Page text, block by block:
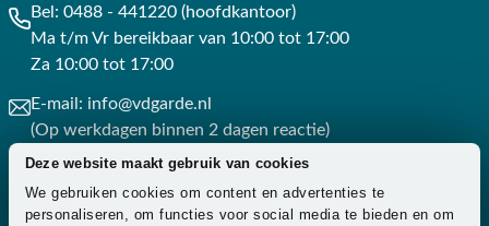
Deze website maakt gebruik van cookies
We gebruiken cookies om content en advertenties te
personaliseren, om functies voor social media te bieden en om
Bel: 0488 - 441220 (hoofdkantoor)
Ma t/m Vr bereikbaar van 10:00 tot 17:00
Za 10:00 tot 17:00
E-mail: info@vdgarde.nl
(Op werkdagen binnen 2 dagen reactie)
Whatsapp: 0488441220
(Op werkdagen binnen 3 uur reactie)